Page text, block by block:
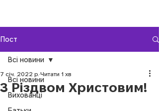
Пост
Всі новини
Вихованці
Всі новини
З Різдвом Христовим!
7 січ. 2022 р. Читати 1 хв